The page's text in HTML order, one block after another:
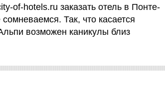
of-hotels.ru заказать отель в Понте-
Так, что касается
возможен каникулы близ